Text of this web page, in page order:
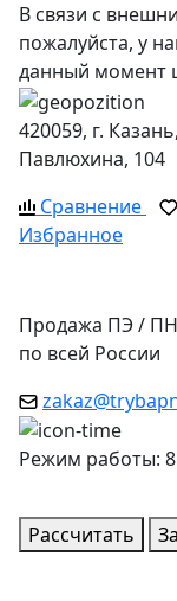
В связи с
пожалуйста, у
данный момент
420059, г.
Павлюхина, 104
Сравнение
Избранное
Продажа ПЭ /
по всей России
Режим работы:
Рассчитать